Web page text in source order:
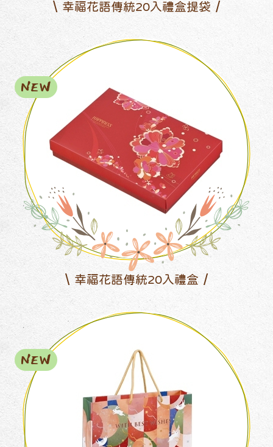
幸福花語傳統20入禮盒提袋
幸福花語傳統20入禮盒
NEW
NEW